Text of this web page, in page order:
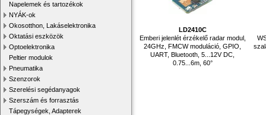
Napelemek és tartozékok
NYÁK-ok
Okosotthon, Lakáselektronika
Oktatási eszközök
Optoelektronika
Peltier modulok
Pneumatika
Szenzorok
Szerelési segédanyagok
Szerszám és forrasztás
Tápegységek, Adapterek
LD2410C
Emberi jelenlét érzékelő radar modul,
24GHz, FMCW moduláció, GPIO,
UART, Bluetooth, 5...12V DC,
0.75...6m, 60°